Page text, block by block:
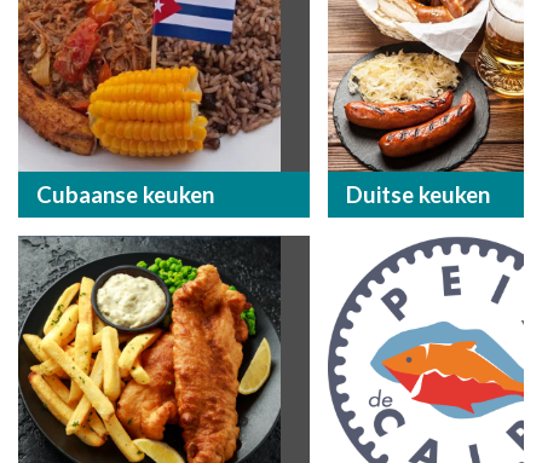
Cubaanse keuken Duitse keuken